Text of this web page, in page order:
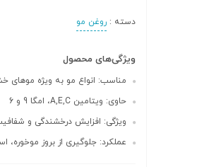
دسته :روغن مو
ویژگی‌های محصول
مناسب: انواع مو به ویژه
حاوی: ویتامین A,E,C، امگا 9 و 6
ویژگی: افزایش درخشندگی و
عملکرد: جلوگیری از بروز